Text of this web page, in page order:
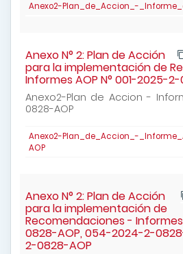
Anexo2-Plan_de_Accion_-
Anexo N° 2: Plan de Acción
para la implementación de
Informes AOP N° 001-2025-
Anexo2-Plan de Accion -
0828-AOP
Anexo2-Plan_de_Accion_-
AOP
Anexo N° 2: Plan de Acción
para la implementación de
Recomendaciones -
0828-AOP, 054-2024-2-
2-0828-AOP